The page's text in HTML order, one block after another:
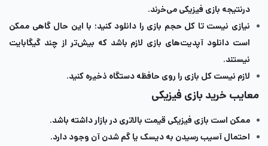
درنتیجه بازی فیزیکی می‌خرند.
نیازی نیست تا کل حجم بازی را دانلود کنید؛ با این حال گاهی ممکن
است دانلود آپدیت‌های بازی لازم باشد که بیش‌تر از چند گیگابایت
نیستند.
لازم نیست کل بازی را روی حافظه دستگاه ذخیره کنید.
معایب خرید بازی فیزیکی
ممکن است بازی فیزیکی قیمت بالاتری در بازار داشته باشد.
احتمال آسیب رسیدن به دیسک یا گم شدن آن وجود دارد.